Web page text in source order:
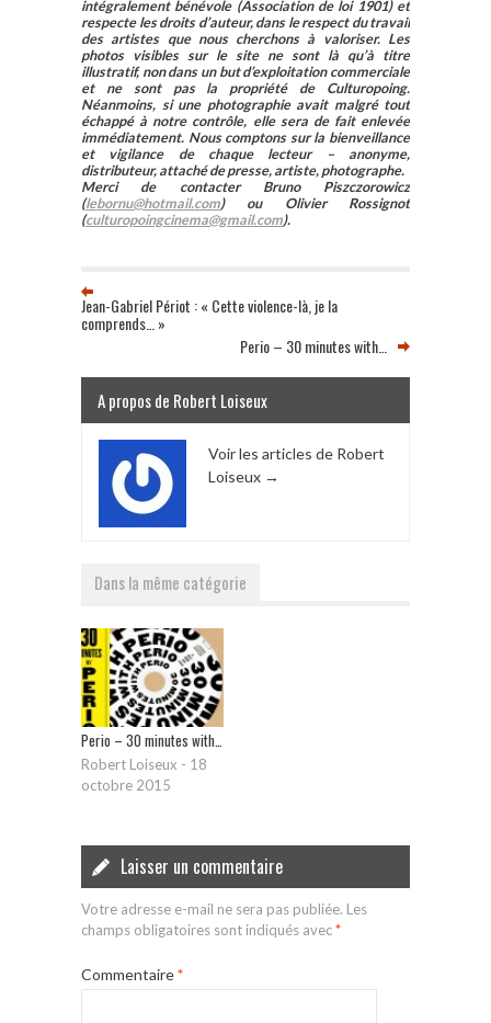
intégralement bénévole (Association de loi 1901) et
respecte les droits d’auteur, dans le respect du travail
des artistes que nous cherchons à valoriser. Les
photos visibles sur le site ne sont là qu’à titre
illustratif, non dans un but d’exploitation commerciale
et ne sont pas la propriété de Culturopoing.
Néanmoins, si une photographie avait malgré tout
échappé à notre contrôle, elle sera de fait enlevée
immédiatement. Nous comptons sur la bienveillance
et vigilance de chaque lecteur – anonyme,
distributeur, attaché de presse, artiste, photographe.
Merci de contacter Bruno Piszczorowicz
(lebornu@hotmail.com) ou Olivier Rossignot
(culturopoingcinema@gmail.com).
Jean-Gabriel Périot : « Cette violence-là, je la
comprends… »
Perio – 30 minutes with…
A propos de Robert Loiseux
Voir les articles de Robert
Loiseux →
Dans la même catégorie
Perio – 30 minutes with…
Robert Loiseux - 18
octobre 2015
Laisser un commentaire
Votre adresse e-mail ne sera pas publiée. Les
champs obligatoires sont indiqués avec*
Commentaire*